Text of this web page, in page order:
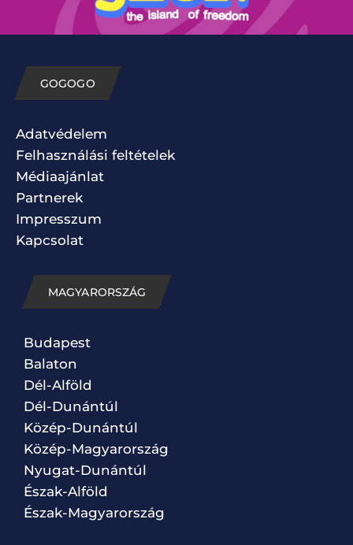
GOGOGO
Adatvédelem
Felhasználási feltételek
Médiaajánlat
Partnerek
Impresszum
Kapcsolat
MAGYARORSZÁG
Budapest
Balaton
Dél-Alföld
Dél-Dunántúl
Közép-Dunántúl
Közép-Magyarország
Nyugat-Dunántúl
Észak-Alföld
Észak-Magyarország